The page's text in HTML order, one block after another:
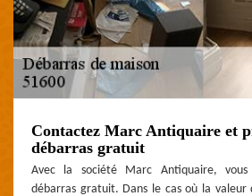
Contactez Marc Antiquaire et
débarras gratuit
Avec la société Marc Antiquaire,
débarras gratuit. Dans le cas où la valeur